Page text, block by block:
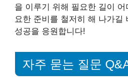
을 이루기 위해 필요한 길이
요한 준비를 철저히 해 나가길
성공을 응원합니다!
자주 묻는 질문